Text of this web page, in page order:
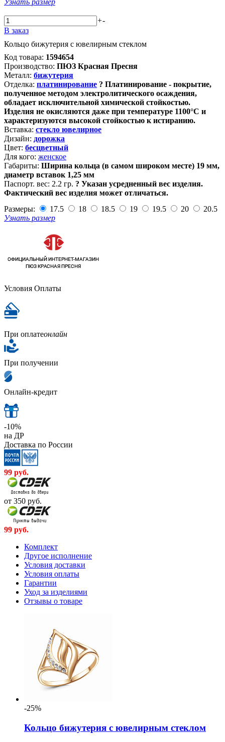
Узнать размер
+-
В заказ
Кольцо бижутерия с ювелирным стеклом
Код товара: 1594654
Производство: ПЮЗ Красная Пресня
Металл: бижутерия
Отделка: платинирование ? Платинирование - покрытие,
полученное методом электролитического осаждения,
обладает исключительной химической стойкостью.
Изделия не окисляются даже при температуре 1100°С и
характеризуются высокой стойкостью к истиранию.
Вставка: стекло ювелирное
Дизайн: дорожка
Цвет: бесцветный
Для кого: женское
Габариты: Ширина кольца (в самом широком месте) 19 мм,
диаметр вставок 1,25 мм
Паспорт. вес: 2.2 гр. ? Указан усредненный вес изделия.
Фактический вес изделия может отличаться.
Размеры:
17.5 18 18.5 19 19.5 20
20.5
Узнать размер
Условия Оплаты
При оплатеонлайн
При получении
Онлайн-кредит
-10%
на ДР
Доставка по России
99 руб.
от 350 руб.
99 руб.
Комплект
Другое исполнение
Условия доставки
Условия оплаты
Гарантии
Уход за изделиями
Отзывы о товаре
-25%
Кольцо бижутерия с ювелирным стеклом